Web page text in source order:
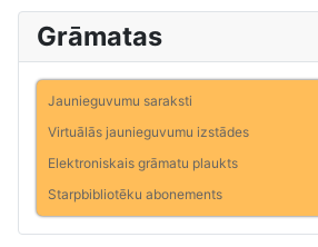
Grāmatas
Jaunieguvumu saraksti
Virtuālās jaunieguvumu izstādes
Elektroniskais grāmatu plaukts
Starpbibliotēku abonements